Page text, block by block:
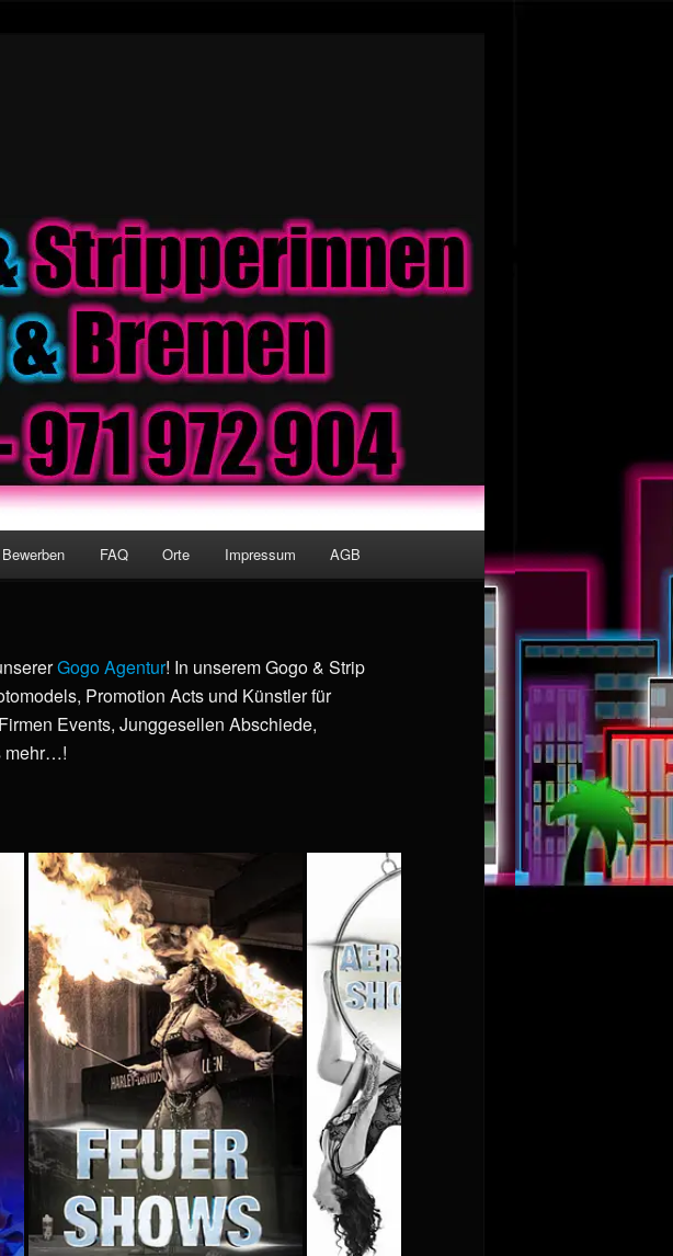
Bewerben FAQ Orte Impressum AGB
Gogo Agentur! In unserem Gogo & Strip
Promotion Acts und Künstler für
Events, Junggesellen Abschiede,
mehr…!